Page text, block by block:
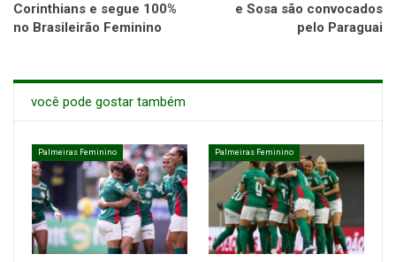
Corinthians e segue 100%
no Brasileirão Feminino
e Sosa são convocados
pelo Paraguai
você pode gostar também
Palmeiras Feminino Palmeiras Feminino